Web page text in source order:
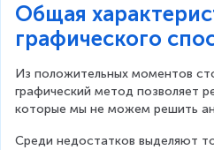
Общая
графического
Из положительных моментов
графический метод позволяет
которые мы не можем решить
Среди недостатков выделяют